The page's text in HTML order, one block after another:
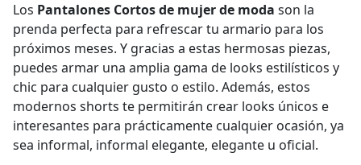
Los Pantalones Cortos de mujer de moda son la
prenda perfecta para refrescar tu armario para los
próximos meses. Y gracias a estas hermosas piezas,
puedes armar una amplia gama de looks estilísticos y
chic para cualquier gusto o estilo. Además, estos
modernos shorts te permitirán crear looks únicos e
interesantes para prácticamente cualquier ocasión, ya
sea informal, informal elegante, elegante u oficial.